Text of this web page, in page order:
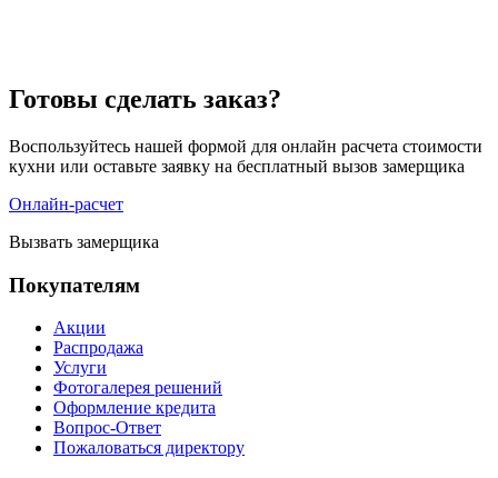
Готовы сделать заказ?
Воспользуйтесь нашей формой для онлайн расчета стоимости
кухни или оставьте заявку на бесплатный вызов замерщика
Онлайн-расчет
Вызвать замерщика
Покупателям
Акции
Распродажа
Услуги
Фотогалерея решений
Оформление кредита
Вопрос-Ответ
Пожаловаться директору